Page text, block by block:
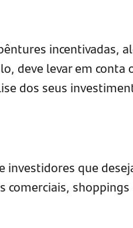
incentivadas,
deve levar em conta
dos seus
investidores que
comerciais, shoppings